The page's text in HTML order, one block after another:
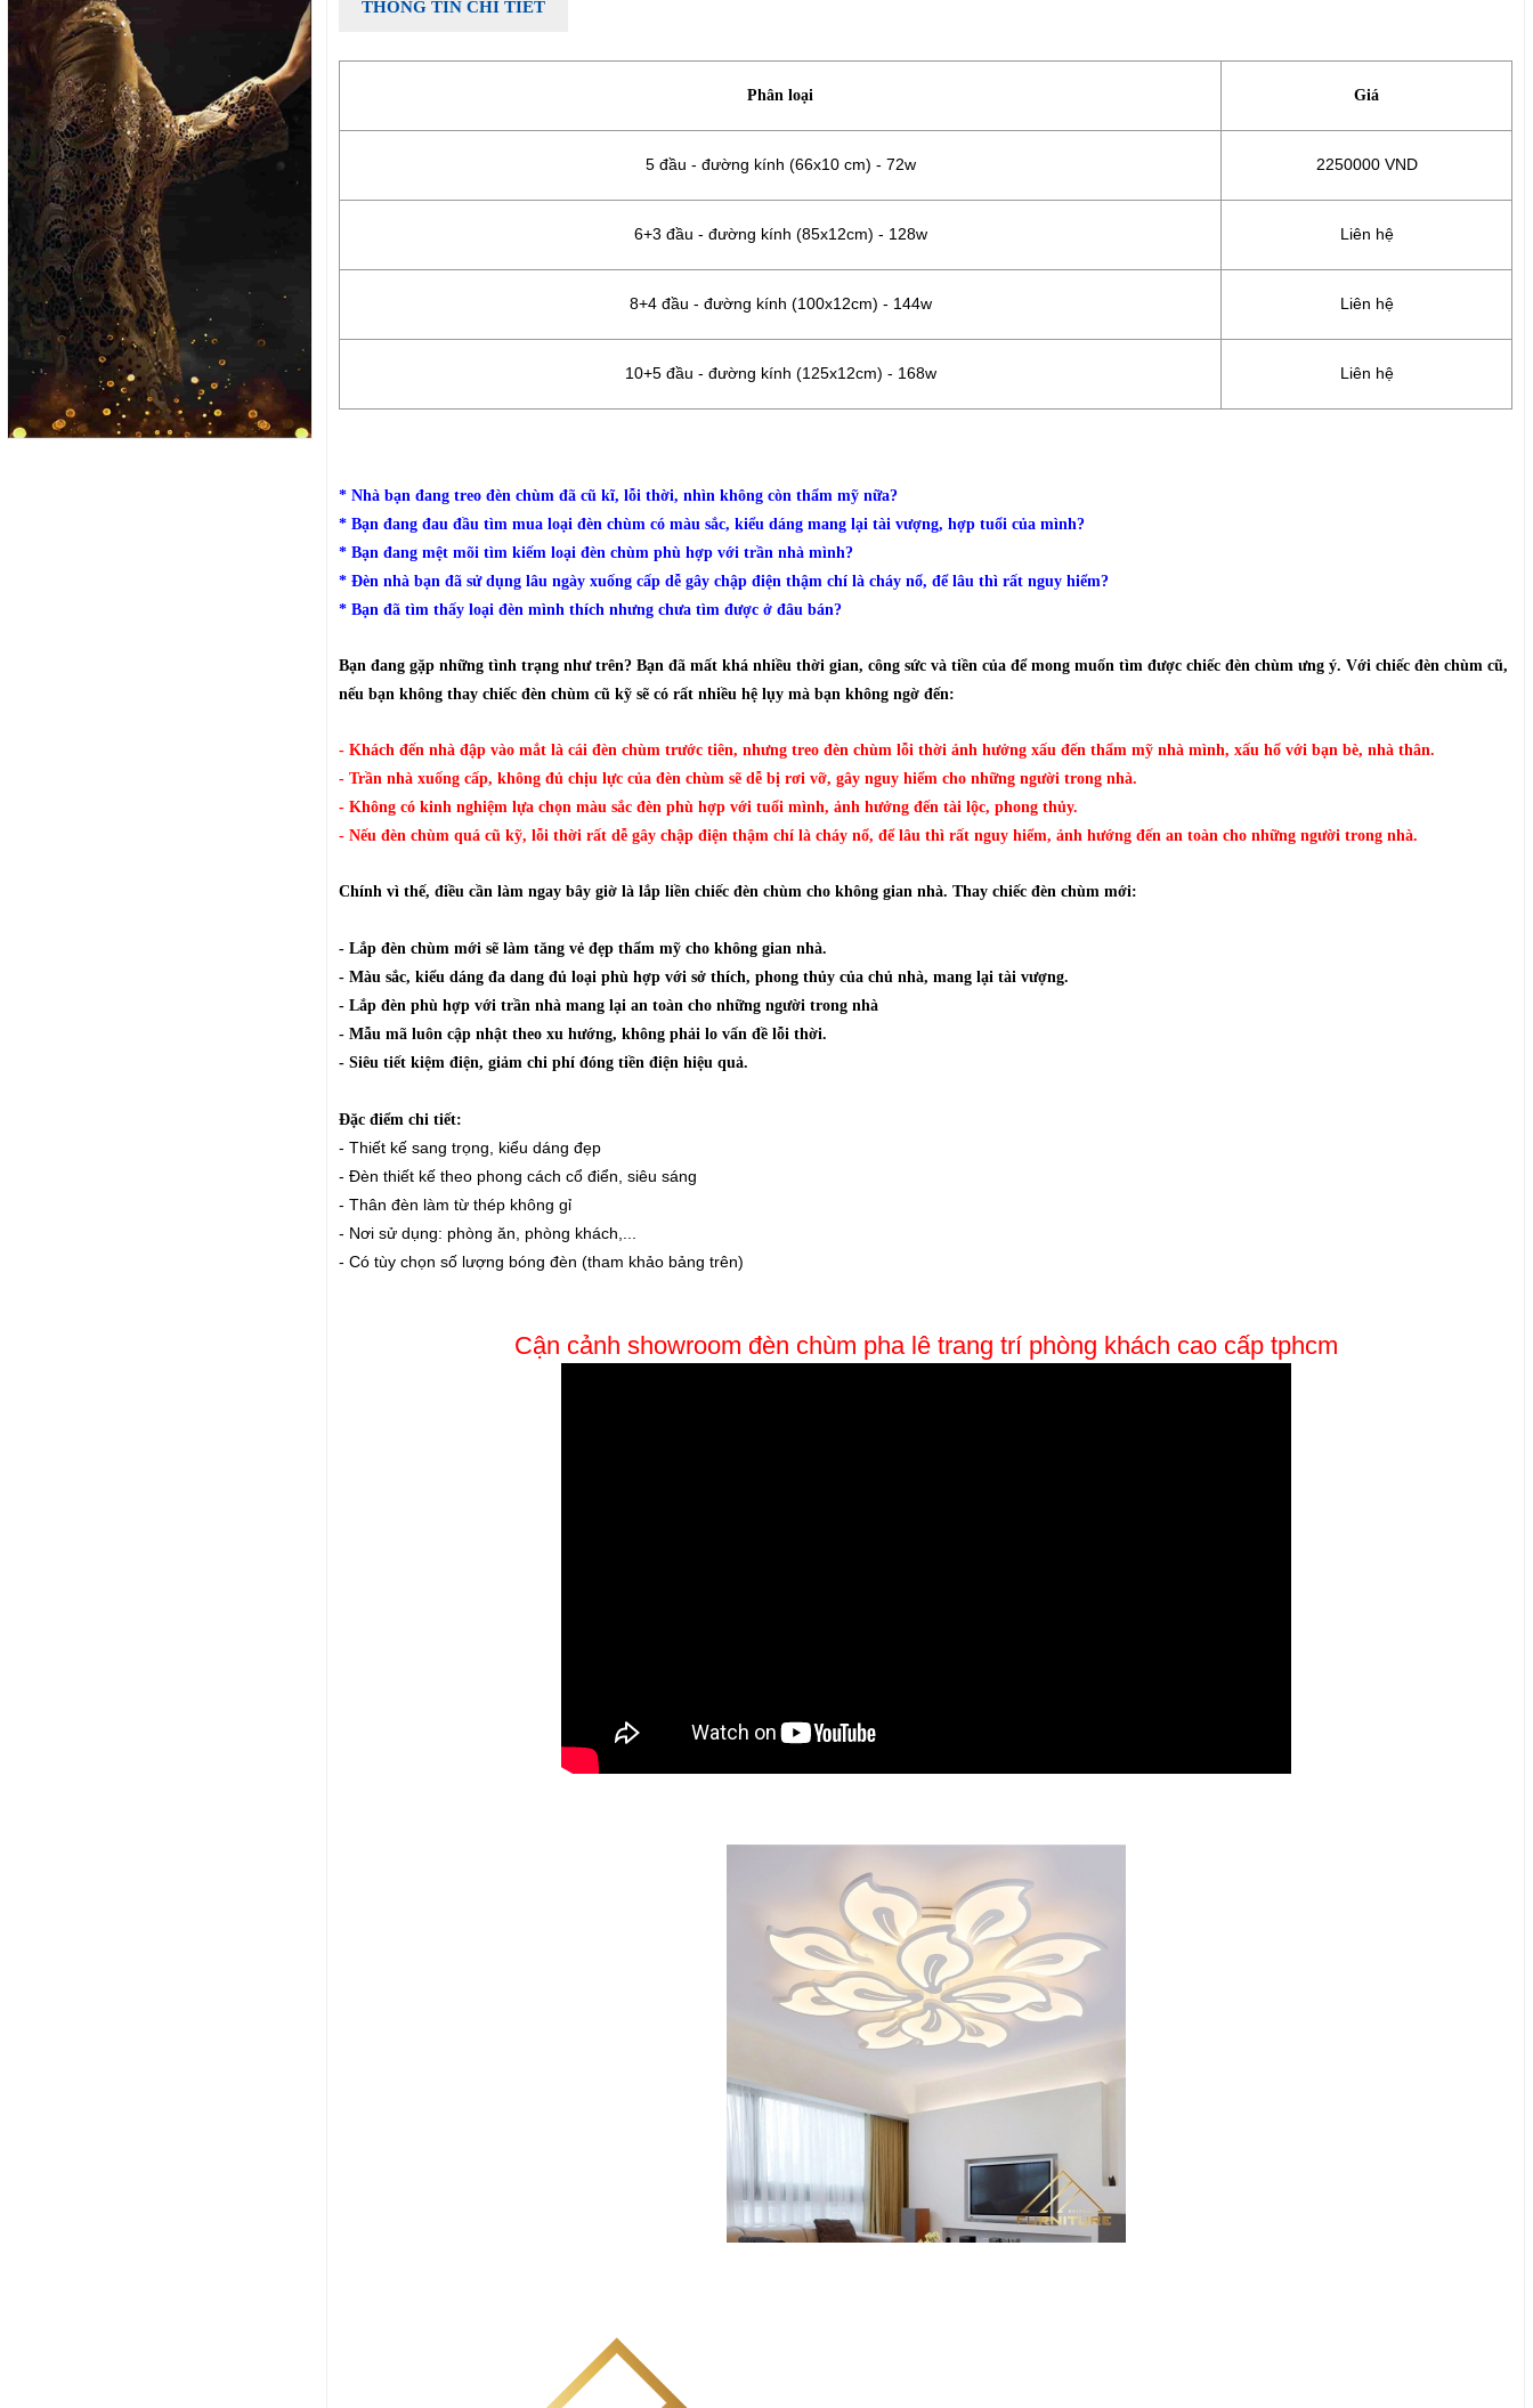
THÔNG TIN CHI TIẾT
Phân loại Giá
5 đầu - đường kính (66x10 cm) - 72w 2250000 VND
6+3 đầu - đường kính (85x12cm) - 128w Liên hệ
8+4 đầu - đường kính (100x12cm) - 144w Liên hệ
10+5 đầu - đường kính (125x12cm) - 168w Liên hệ
* Nhà bạn đang treo đèn chùm đã cũ kĩ, lỗi thời, nhìn không còn thẩm mỹ nữa?
* Bạn đang đau đầu tìm mua loại đèn chùm có màu sắc, kiểu dáng mang lại tài vượng, hợp tuổi của mình?
* Bạn đang mệt mõi tìm kiếm loại đèn chùm phù hợp với trần nhà mình?
* Đèn nhà bạn đã sử dụng lâu ngày xuống cấp dễ gây chập điện thậm chí là cháy nổ, để lâu thì rất nguy hiểm?
* Bạn đã tìm thấy loại đèn mình thích nhưng chưa tìm được ở đâu bán?
Bạn đang gặp những tình trạng như trên? Bạn đã mất khá nhiều thời gian, công sức và tiền của để mong muốn tìm được chiếc đèn chùm ưng ý. Với chiếc đèn chùm cũ,
nếu bạn không thay chiếc đèn chùm cũ kỹ sẽ có rất nhiều hệ lụy mà bạn không ngờ đến:
- Khách đến nhà đập vào mắt là cái đèn chùm trước tiên, nhưng treo đèn chùm lỗi thời ảnh hưởng xấu đến thẩm mỹ nhà mình, xấu hổ với bạn bè, nhà thân.
- Trần nhà xuống cấp, không đủ chịu lực của đèn chùm sẽ dễ bị rơi vỡ, gây nguy hiểm cho những người trong nhà.
- Không có kinh nghiệm lựa chọn màu sắc đèn phù hợp với tuổi mình, ảnh hưởng đến tài lộc, phong thủy.
- Nếu đèn chùm quá cũ kỹ, lỗi thời rất dễ gây chập điện thậm chí là cháy nổ, để lâu thì rất nguy hiểm, ảnh hướng đến an toàn cho những người trong nhà.
Chính vì thế, điều cần làm ngay bây giờ là lắp liền chiếc đèn chùm cho không gian nhà. Thay chiếc đèn chùm mới:
- Lắp đèn chùm mới sẽ làm tăng vẻ đẹp thẩm mỹ cho không gian nhà.
- Màu sắc, kiểu dáng đa dang đủ loại phù hợp với sở thích, phong thủy của chủ nhà, mang lại tài vượng.
- Lắp đèn phù hợp với trần nhà mang lại an toàn cho những người trong nhà
- Mẫu mã luôn cập nhật theo xu hướng, không phải lo vấn đề lỗi thời.
- Siêu tiết kiệm điện, giảm chi phí đóng tiền điện hiệu quả.
Đặc điểm chi tiết:
- Thiết kế sang trọng, kiểu dáng đẹp
- Đèn thiết kế theo phong cách cổ điển, siêu sáng
- Thân đèn làm từ thép không gỉ
- Nơi sử dụng: phòng ăn, phòng khách,...
- Có tùy chọn số lượng bóng đèn (tham khảo bảng trên)
Cận cảnh showroom đèn chùm pha lê trang trí phòng khách cao cấp tphcm